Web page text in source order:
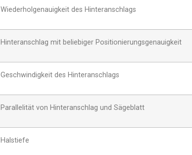
Wiederholgenauigkeit des Hinteranschlags
Hinteranschlag mit beliebiger Positionierungsgenauigkeit
Geschwindigkeit des Hinteranschlags
Parallelität von Hinteranschlag und Sägeblatt
Halstiefe